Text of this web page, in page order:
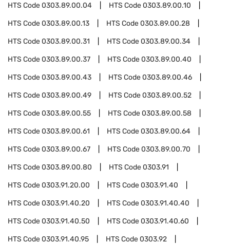
HTS Code0303.89.00.04 HTS Code0303.89.00.10
HTS Code0303.89.00.13 HTS Code0303.89.00.28
HTS Code0303.89.00.31 HTS Code0303.89.00.34
HTS Code0303.89.00.37 HTS Code0303.89.00.40
HTS Code0303.89.00.43 HTS Code0303.89.00.46
HTS Code0303.89.00.49 HTS Code0303.89.00.52
HTS Code0303.89.00.55 HTS Code0303.89.00.58
HTS Code0303.89.00.61 HTS Code0303.89.00.64
HTS Code0303.89.00.67 HTS Code0303.89.00.70
HTS Code0303.89.00.80 HTS Code0303.91
HTS Code0303.91.20.00 HTS Code0303.91.40
HTS Code0303.91.40.20 HTS Code0303.91.40.40
HTS Code0303.91.40.50 HTS Code0303.91.40.60
HTS Code0303.91.40.95 HTS Code0303.92